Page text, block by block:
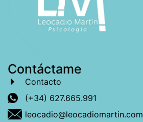
Contáctame
Contacto
(+34) 627.665.991
leocadio@leocadiomartin.com